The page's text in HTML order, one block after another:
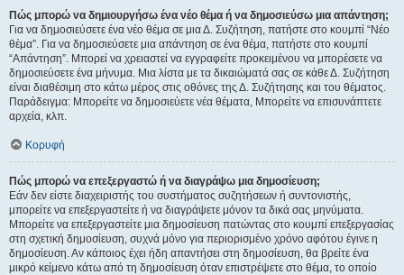
Πώς μπορώ να δημιουργήσω ένα νέο θέμα ή να δημοσιεύσω μια απάντηση;
Για να δημοσιεύσετε ένα νέο θέμα σε μια Δ. Συζήτηση, πατήστε στο κουμπί “Νέο
θέμα”. Για να δημοσιεύσετε μια απάντηση σε ένα θέμα, πατήστε στο κουμπί
“Απάντηση”. Μπορεί να χρειαστεί να εγγραφείτε προκειμένου να μπορέσετε να
δημοσιεύσετε ένα μήνυμα. Μια λίστα με τα δικαιώματά σας σε κάθε Δ. Συζήτηση
είναι διαθέσιμη στο κάτω μέρος στις οθόνες της Δ. Συζήτησης και του θέματος.
Παράδειγμα: Μπορείτε να δημοσιεύετε νέα θέματα, Μπορείτε να επισυνάπτετε
αρχεία, κλπ.
Κορυφή
Πώς μπορώ να επεξεργαστώ ή να διαγράψω μια δημοσίευση;
Εάν δεν είστε διαχειριστής του συστήματος συζητήσεων ή συντονιστής,
μπορείτε να επεξεργαστείτε ή να διαγράψετε μόνον τα δικά σας μηνύματα.
Μπορείτε να επεξεργαστείτε μια δημοσίευση πατώντας στο κουμπί επεξεργασίας
στη σχετική δημοσίευση, συχνά μόνο για περιορισμένο χρόνο αφότου έγινε η
δημοσίευση. Αν κάποιος έχει ήδη απαντήσει στη δημοσίευση, θα βρείτε ένα
μικρό κείμενο κάτω από τη δημοσίευση όταν επιστρέψετε στο θέμα, το οποίο